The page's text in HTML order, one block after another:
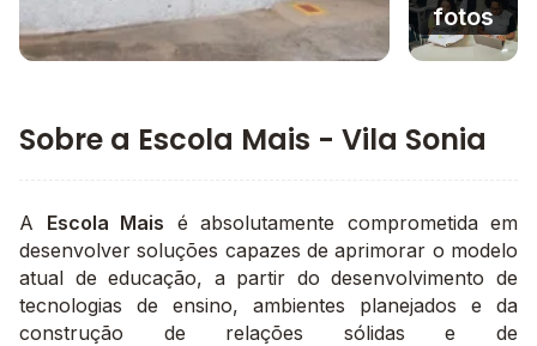
fotos
Sobre a Escola Mais - Vila Sonia
A Escola Mais é absolutamente comprometida em
desenvolver soluções capazes de aprimorar o modelo
atual de educação, a partir do desenvolvimento de
tecnologias de ensino, ambientes planejados e da
construção de relações sólidas e de